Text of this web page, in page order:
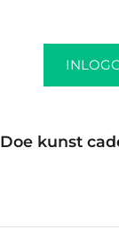
Doe kunst